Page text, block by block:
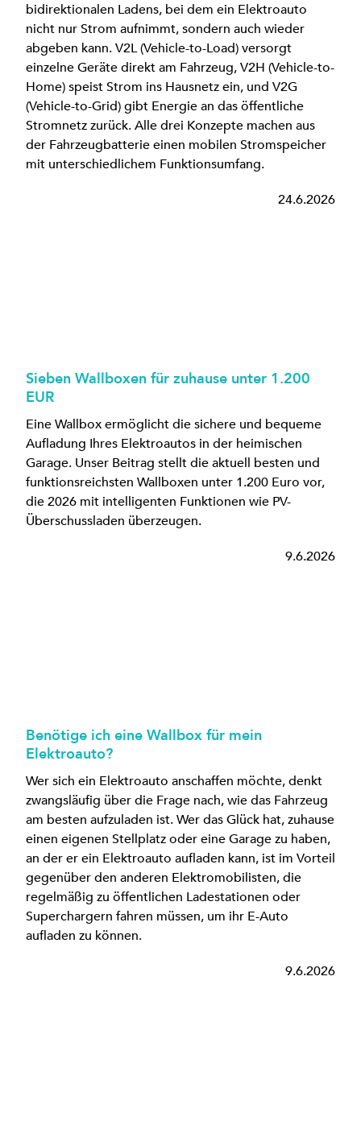
bidirektionalen Ladens, bei dem ein Elektroauto
nicht nur Strom aufnimmt, sondern auch wieder
abgeben kann. V2L (Vehicle-to-Load) versorgt
einzelne Geräte direkt am Fahrzeug, V2H (Vehicle-to-
Home) speist Strom ins Hausnetz ein, und V2G
(Vehicle-to-Grid) gibt Energie an das öffentliche
Stromnetz zurück. Alle drei Konzepte machen aus
der Fahrzeugbatterie einen mobilen Stromspeicher
mit unterschiedlichem Funktionsumfang.
24.6.2026
Sieben Wallboxen für zuhause unter 1.200
EUR
Eine Wallbox ermöglicht die sichere und bequeme
Aufladung Ihres Elektroautos in der heimischen
Garage. Unser Beitrag stellt die aktuell besten und
funktionsreichsten Wallboxen unter 1.200 Euro vor,
die 2026 mit intelligenten Funktionen wie PV-
Überschussladen überzeugen.
9.6.2026
Benötige ich eine Wallbox für mein
Elektroauto?
Wer sich ein Elektroauto anschaffen möchte, denkt
zwangsläufig über die Frage nach, wie das Fahrzeug
am besten aufzuladen ist. Wer das Glück hat, zuhause
einen eigenen Stellplatz oder eine Garage zu haben,
an der er ein Elektroauto aufladen kann, ist im Vorteil
gegenüber den anderen Elektromobilisten, die
regelmäßig zu öffentlichen Ladestationen oder
Superchargern fahren müssen, um ihr E-Auto
aufladen zu können.
9.6.2026